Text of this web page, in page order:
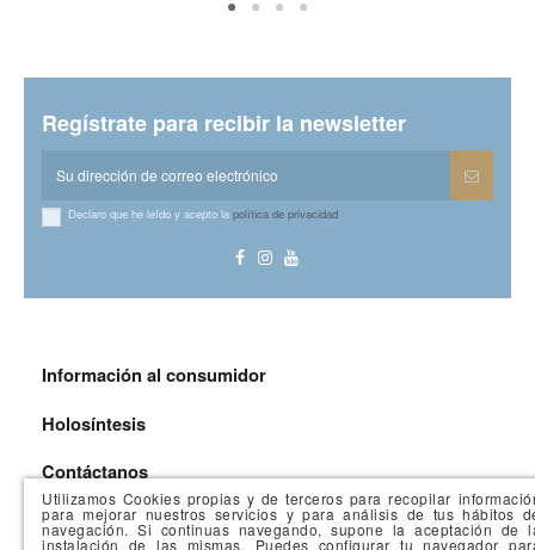
Utilizamos Cookies propias y de terceros para recopilar
para mejorar nuestros servicios y para análisis de tus hábitos
navegación. Si continuas navegando, supone la aceptación de
instalación de las mismas. Puedes configurar tu navegador
Regístrate para recibir la newsletter
Declaro que he leído y acepto la política de privacidad
Información al consumidor
Holosíntesis
Contáctanos